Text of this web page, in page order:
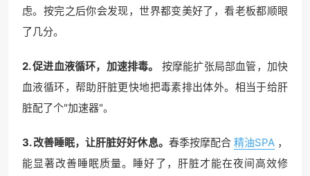
虑。按完之后你会发现，世界都变美好了，看老板都顺眼
了几分。
2. 促进血液循环，加速排毒。
按摩能扩张局部血管，加快
血液循环，帮助肝脏更快地把毒素排出体外。相当于给肝
脏配了个"加速器"。
3. 改善睡眠，让肝脏好好休息。 春季按摩配合 精油SPA ，
能显著改善睡眠质量。睡好了，肝脏才能在夜间高效修